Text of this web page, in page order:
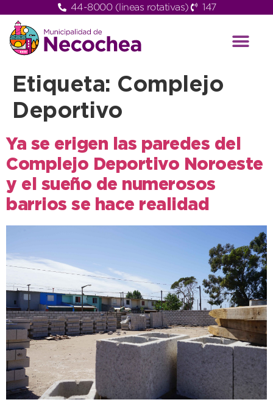
44-8000 (lineas rotativas) 147
Etiqueta: Complejo
Deportivo
Ya se erigen las paredes del
Complejo Deportivo Noroeste
y el sueño de numerosos
barrios se hace realidad